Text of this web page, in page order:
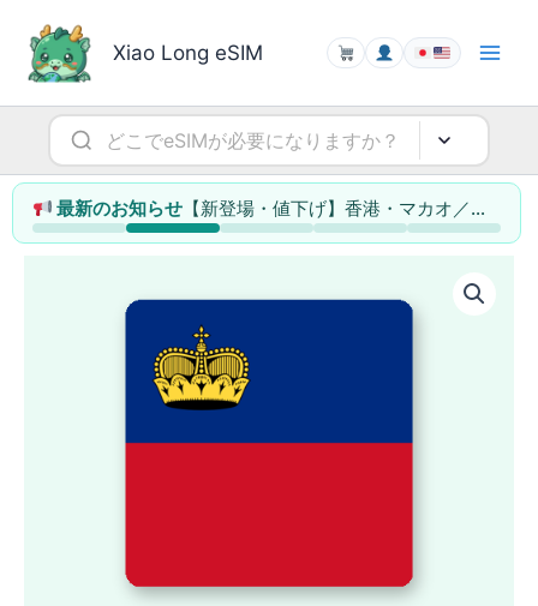
プ
Xiao Long eSIM
最新のお知らせ 【新登場・値下げ】香港・マカオ／シンガポール／タイ／マレーシアのeSIMを大幅拡充（最大78%値下げ）